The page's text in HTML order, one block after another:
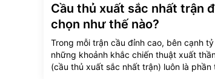
Cầu thủ xuất sắc nhất trận
chọn như thế nào?
Trong mỗi trận cầu đỉnh cao, bên cạnh
những khoảnh khắc chiến thuật xuất
(cầu thủ xuất sắc nhất trận) luôn là phần